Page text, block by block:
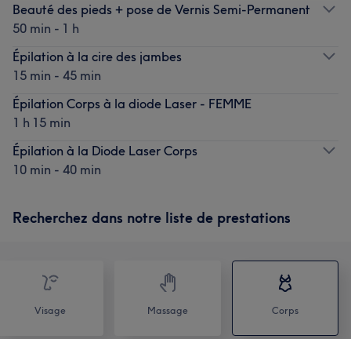
Beauté des pieds + pose de Vernis Semi-Permanent
50 min - 1 h
Épilation à la cire des jambes
15 min - 45 min
Épilation Corps à la diode Laser - FEMME
1 h 15 min
Épilation à la Diode Laser Corps
10 min - 40 min
Recherchez dans notre liste de prestations
Visage Massage Corps